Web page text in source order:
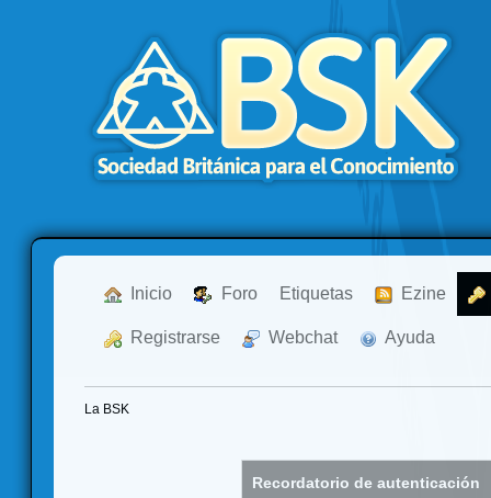
Inicio Foro Etiquetas Ezine
Registrarse Webchat Ayuda
La BSK
Recordatorio de autenticación